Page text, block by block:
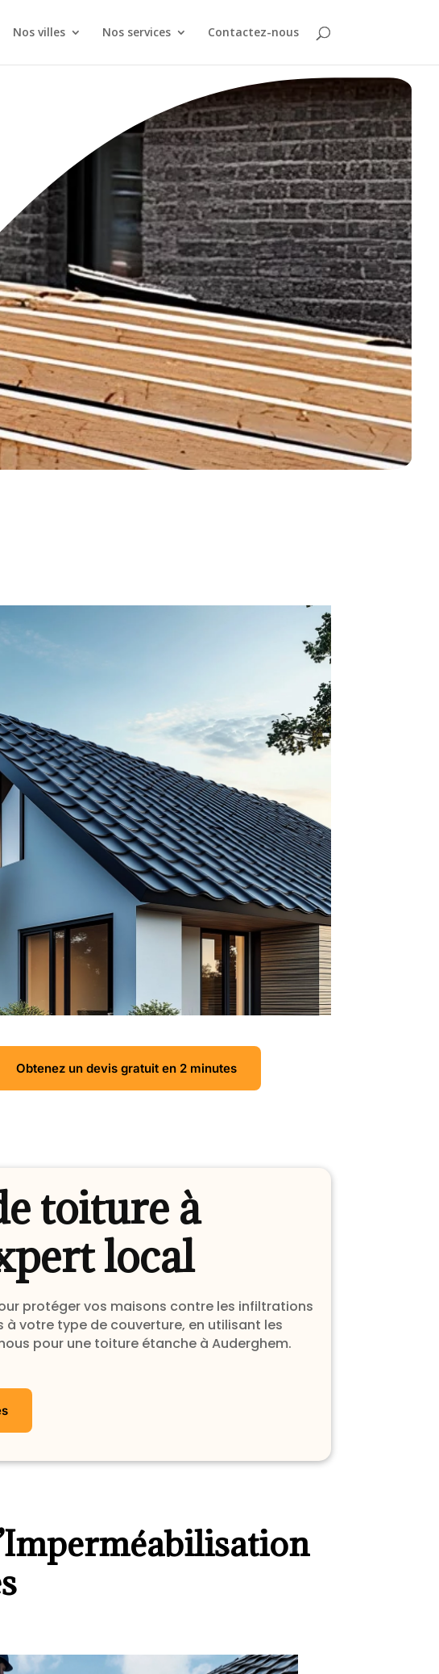
Nos villes Nos services Contactez-nous
Obtenez un devis gratuit en 2 minutes
toiture à
local
protéger vos maisons contre les infiltrations
votre type de couverture, en utilisant les
pour une toiture étanche à Auderghem.